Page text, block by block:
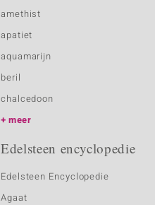
amethist
apatiet
aquamarijn
beril
chalcedoon
meer
Edelsteen encyclopedie
Edelsteen Encyclopedie
Agaat